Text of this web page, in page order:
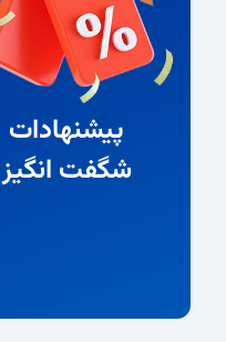
پیشنهادات
شگفت انگیز